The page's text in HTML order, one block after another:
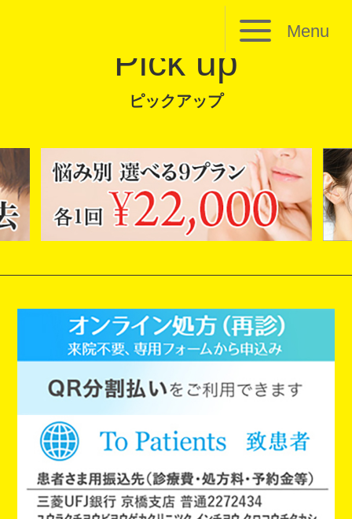
Menu
Pick up
ピックアップ